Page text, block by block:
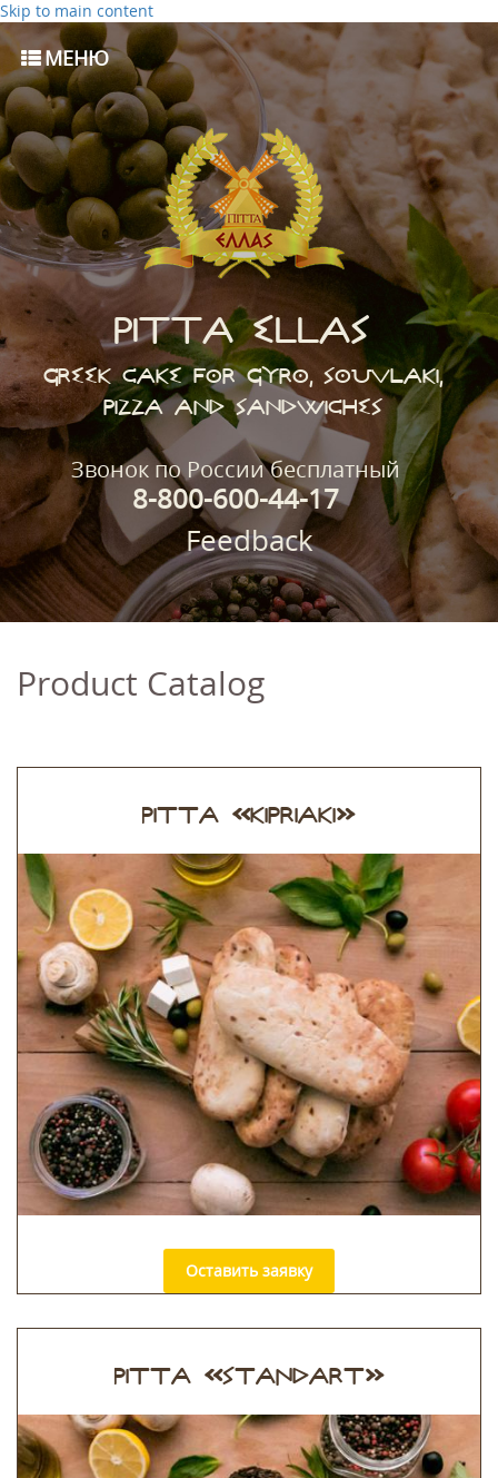
Skip to main content
МЕНЮ
PITTA ELLAS
GREEK CAKE FOR GYRO, SOUVLAKI,
PIZZA AND SANDWICHES
Звонок по России бесплатный
8-800-600-44-17
Feedback
Product Catalog
PITTA «KIPRIAKI»
Оставить заявку
PITTA «STANDART»